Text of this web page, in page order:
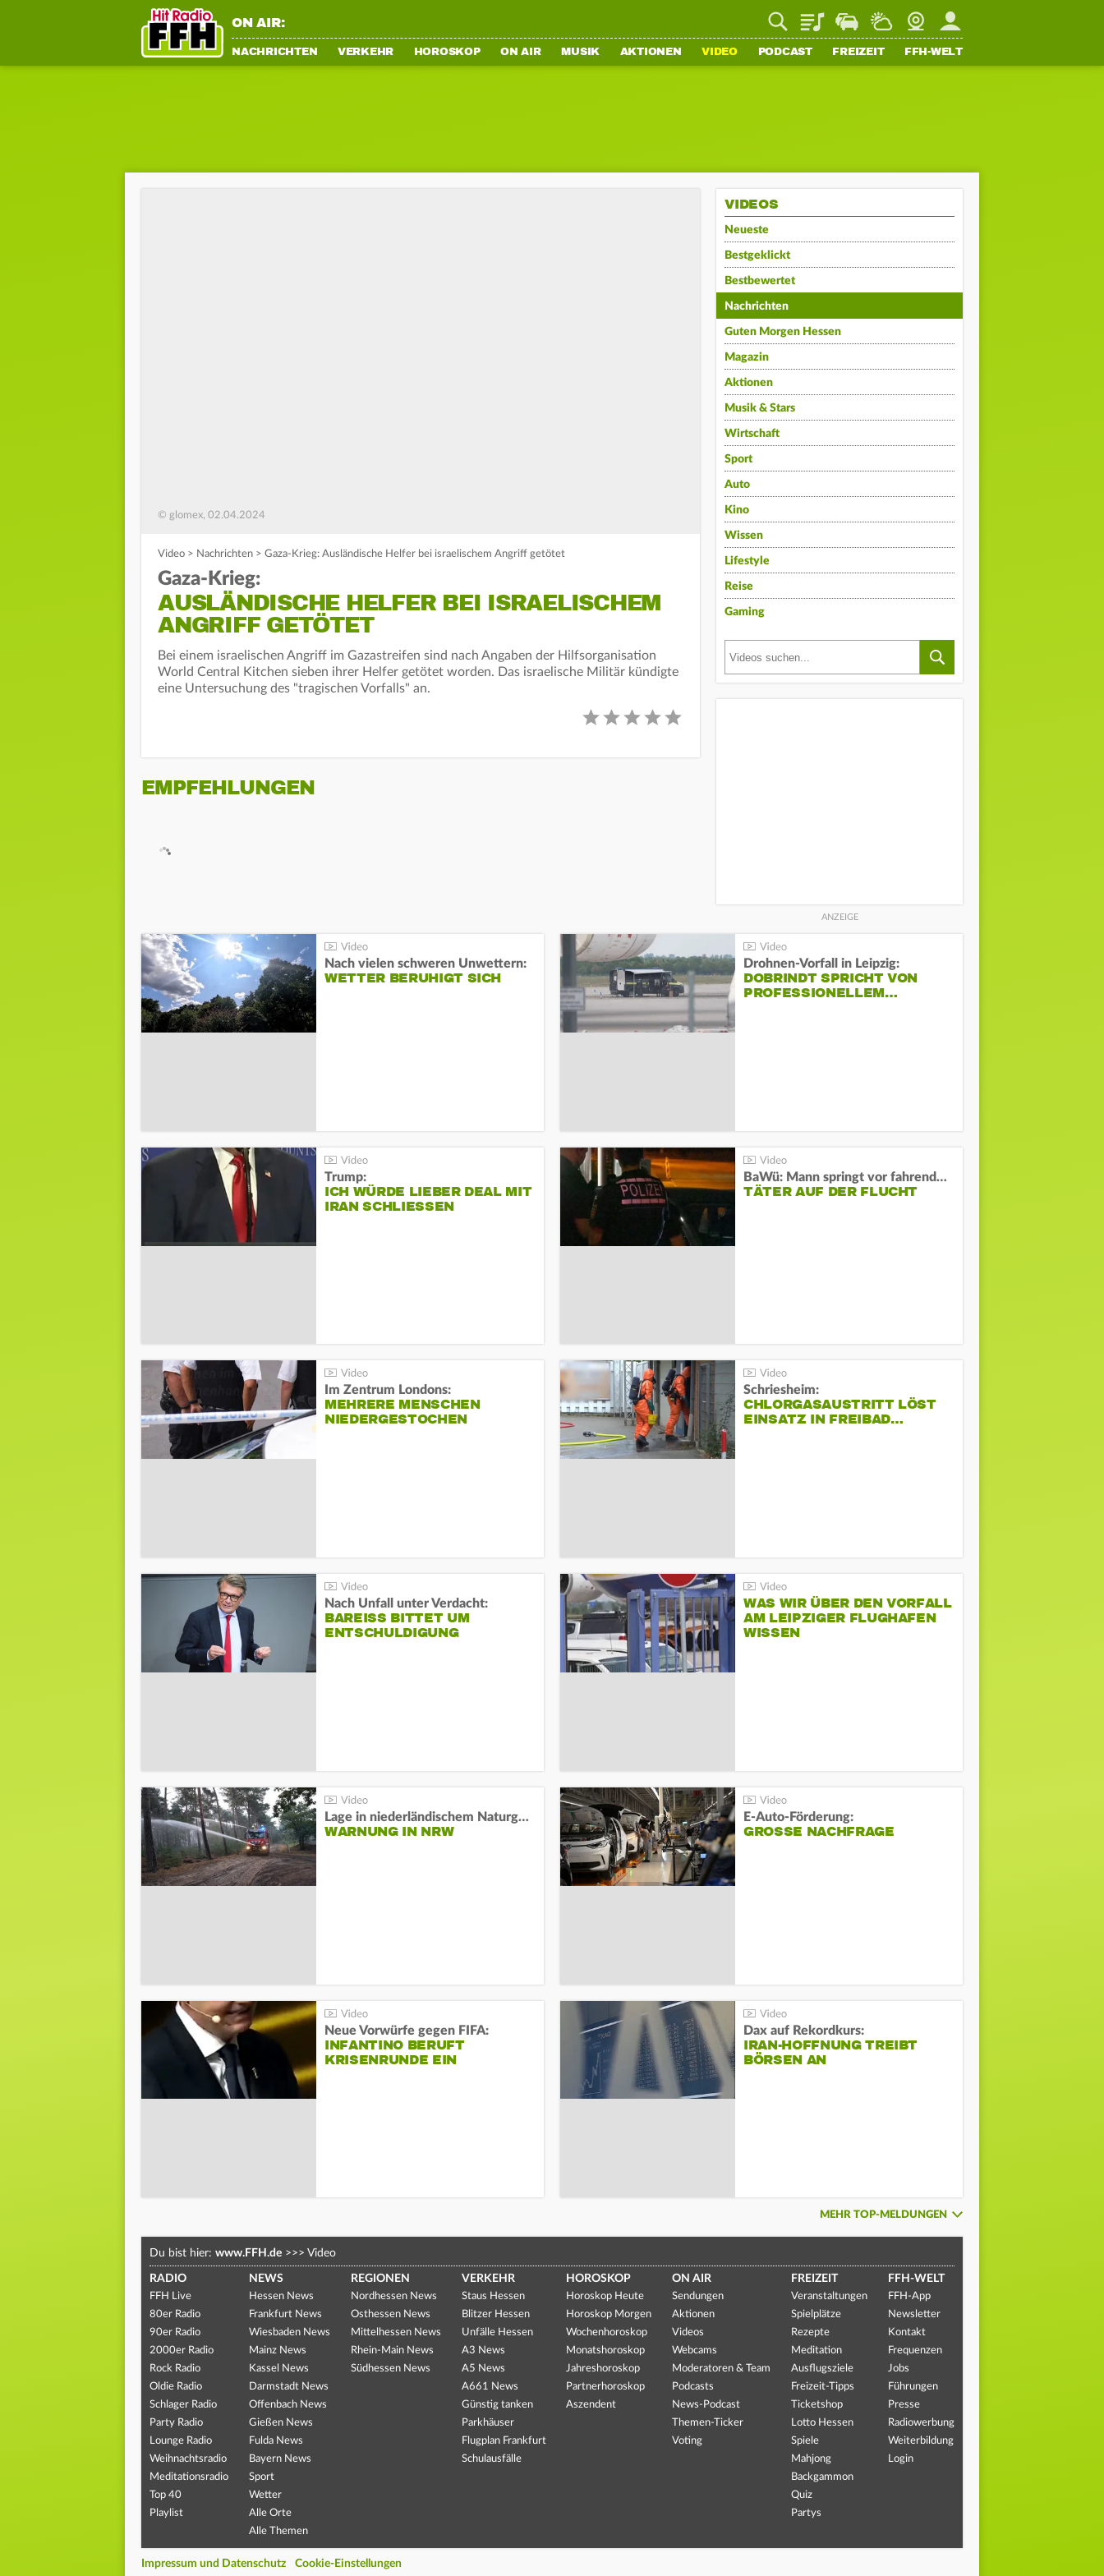
ON AIR: PlaylistStaupilotWetterWebcamMein FFH
NACHRICHTEN VERKEHR HOROSKOP ON AIR MUSIK AKTIONEN VIDEO PODCAST FREIZEIT FFH-WELT
© glomex, 02.04.2024
Video > Nachrichten > Gaza-Krieg: Ausländische Helfer bei israelischem Angriff getötet
Gaza-Krieg:
AUSLÄNDISCHE HELFER BEI ISRAELISCHEM
ANGRIFF GETÖTET
Bei einem israelischen Angriff im Gazastreifen sind nach Angaben der Hilfsorganisation
World Central Kitchen sieben ihrer Helfer getötet worden. Das israelische Militär kündigte
eine Untersuchung des "tragischen Vorfalls" an.
EMPFEHLUNGEN
VIDEOS
Neueste
Bestgeklickt
Bestbewertet
Nachrichten
Guten Morgen Hessen
Magazin
Aktionen
Musik & Stars
Wirtschaft
Sport
Auto
Kino
Wissen
Lifestyle
Reise
Gaming
Nach vielen schweren Unwettern:
WETTER BERUHIGT SICH
Drohnen-Vorfall in Leipzig:
DOBRINDT SPRICHT VON
PROFESSIONELLEM…
Trump:
ICH WÜRDE LIEBER DEAL MIT
IRAN SCHLIESSEN
BaWü: Mann springt vor fahrendes Auto und schießt
TÄTER AUF DER FLUCHT
Im Zentrum Londons:
MEHRERE MENSCHEN
NIEDERGESTOCHEN
Schriesheim:
CHLORGASAUSTRITT LÖST
EINSATZ IN FREIBAD…
Nach Unfall unter Verdacht:
BAREISS BITTET UM E
NTSCHULDIGUNG
WAS WIR ÜBER DEN VORFALL
AM LEIPZIGER FLUGHAFEN
WISSEN
Lage in niederländischem Naturgebiet stabil
WARNUNG IN NRW
E-Auto-Förderung:
GROSSE NACHFRAGE
Neue Vorwürfe gegen FIFA:
INFANTINO BERUFT
KRISENRUNDE EIN
Dax auf Rekordkurs:
IRAN-HOFFNUNG TREIBT
BÖRSEN AN
MEHR TOP-MELDUNGEN
Du bist hier: www.FFH.de >>> Video
RADIO
FFH Live
80er Radio
90er Radio
2000er Radio
Rock Radio
Oldie Radio
Schlager Radio
Party Radio
Lounge Radio
Weihnachtsradio
Meditationsradio
Top 40
Playlist
NEWS
Hessen News
Frankfurt News
Wiesbaden News
Mainz News
Kassel News
Darmstadt News
Offenbach News
Gießen News
Fulda News
Bayern News
Sport
Wetter
Alle Orte
Alle Themen
REGIONEN
Nordhessen News
Osthessen News
Mittelhessen News
Rhein-Main News
Südhessen News
VERKEHR
Staus Hessen
Blitzer Hessen
Unfälle Hessen
A3 News
A5 News
A661 News
Günstig tanken
Parkhäuser
Flugplan Frankfurt
Schulausfälle
HOROSKOP
Horoskop Heute
Horoskop Morgen
Wochenhoroskop
Monatshoroskop
Jahreshoroskop
Partnerhoroskop
Aszendent
ON AIR
Sendungen
Aktionen
Videos
Webcams
Moderatoren & Team
Podcasts
News-Podcast
Themen-Ticker
Voting
FREIZEIT
Veranstaltungen
Spielplätze
Rezepte
Meditation
Ausflugsziele
Freizeit-Tipps
Ticketshop
Lotto Hessen
Spiele
Mahjong
Backgammon
Quiz
Partys
FFH-WELT
FFH-App
Newsletter
Kontakt
Frequenzen
Jobs
Führungen
Presse
Radiowerbung
Weiterbildung
Login
Impressum und Datenschutz Cookie-Einstellungen